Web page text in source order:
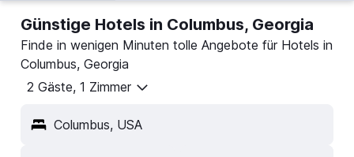
Günstige Hotels in Columbus, Georgia
Finde in wenigen Minuten tolle Angebote für Hotels in
Columbus, Georgia
2 Gäste, 1 Zimmer
Columbus, USA